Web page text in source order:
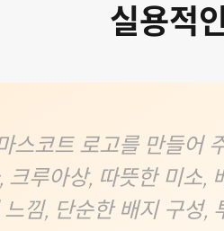
실용적
스코트 로고를 만들어
크루아상, 따뜻한 미소,
낌, 단순한 배지 구성,